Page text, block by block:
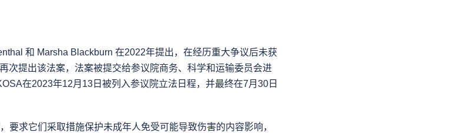
和 Marsha Blackburn 在2022年提出，在经历重大争议后未获
次提出该法案，法案被提交给参议院商务、科学和运输委员会进
在2023年12月13日被列入参议院立法日程，并最终在7月30日
要求它们采取措施保护未成年人免受可能导致伤害的内容影响，